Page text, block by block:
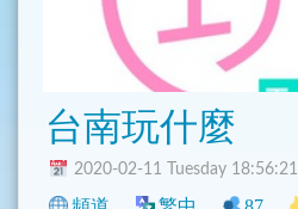
台南玩什麼
2020-02-11 Tuesday 18:56:21